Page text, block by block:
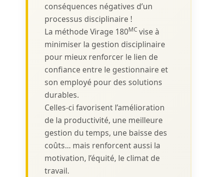
conséquences négatives d’un
processus disciplinaire !
La méthode Virage 180MCvise à
minimiser la gestion disciplinaire
pour mieux renforcer le lien de
confiance entre le gestionnaire et
son employé pour des solutions
durables.
Celles-ci favorisent l’amélioration
de la productivité, une meilleure
gestion du temps, une baisse des
coûts... mais renforcent aussi la
motivation, l’équité, le climat de
travail.